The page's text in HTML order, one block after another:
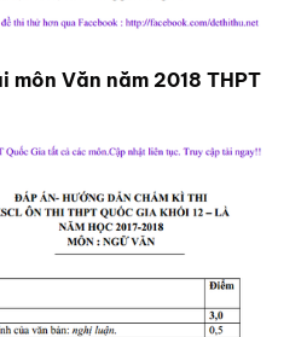
Văn năm 2018 THPT